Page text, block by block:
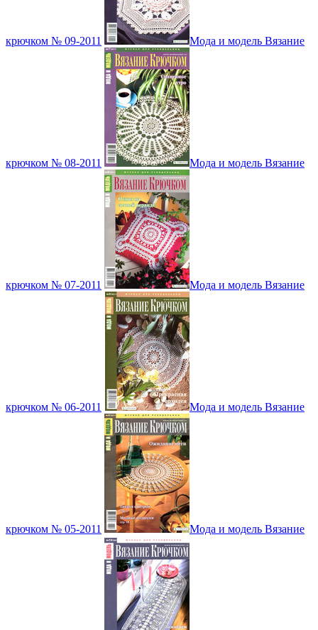
крючком № 09-2011 Мода и модель Вязание
крючком № 08-2011 Мода и модель Вязание
крючком № 07-2011 Мода и модель Вязание
крючком № 06-2011 Мода и модель Вязание
крючком № 05-2011 Мода и модель Вязание